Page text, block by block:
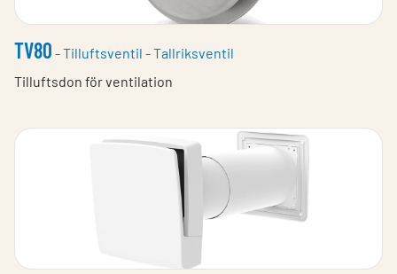
TV80 - Tilluftsventil - Tallriksventil
Tilluftsdon för ventilation